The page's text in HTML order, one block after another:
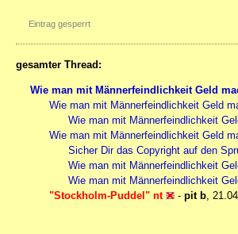
Eintrag gesperrt
gesamter Thread:
Wie man mit Männerfeindlichkeit Geld
Wie man mit Männerfeindlichkeit Geld
Wie man mit Männerfeindlichkeit
Wie man mit Männerfeindlichkeit Geld
Sicher Dir das Copyright auf den
Wie man mit Männerfeindlichkeit
Wie man mit Männerfeindlichkeit
"Stockholm-Puddel" nt
- pit b